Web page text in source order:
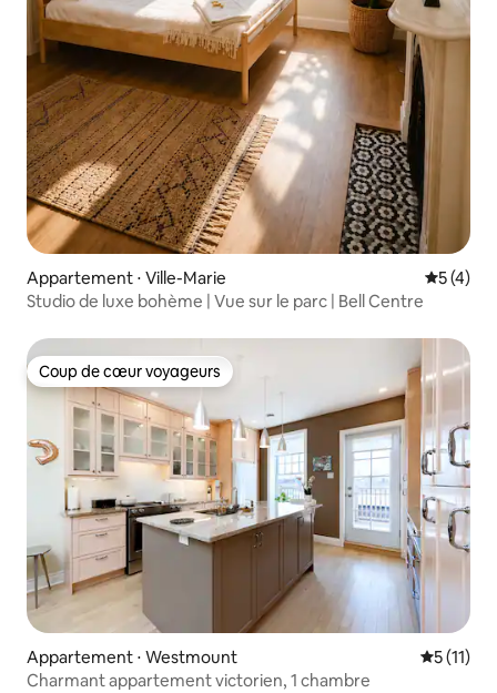
Appartement ⋅ Ville-Marie
5 (4)
Studio de luxe bohème | Vue sur le parc | Bell Centre
Coup de cœur voyageurs
Coup de cœur voyageurs
Appartement ⋅ Westmount
5 (11)
Charmant appartement victorien, 1 chambre